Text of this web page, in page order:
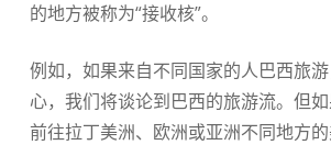
的地方被称为“接收核”。
例如，如果来自不同国家的人巴西旅
心，我们将谈论到巴西的旅游流。但
前往拉丁美洲、欧洲或亚洲不同地方